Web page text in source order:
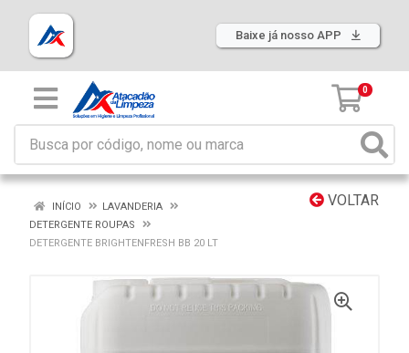
Baixe já nosso APP
0
VOLTAR
INÍCIO
LAVANDERIA
DETERGENTE ROUPAS
DETERGENTE BRIGHTENFRESH BB 20 LT